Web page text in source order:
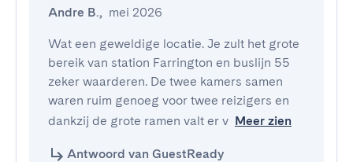
Andre B., mei 2026
Wat een geweldige locatie. Je zult het grote
bereik van station Farrington en buslijn 55
zeker waarderen. De twee kamers samen
waren ruim genoeg voor twee reizigers en
dankzij de grote ramen valt er v Meer zien
Antwoord van GuestReady